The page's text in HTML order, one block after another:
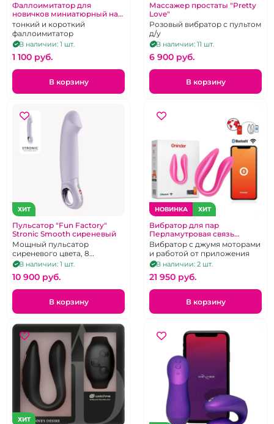
Фаллоимитатор для
новичков миниатюрный на
присоске розовый
тонкий и короткий
фаллоимитатор
В наличии: 1 шт.
1 100 pуб.
В корзину
Массажер простаты "Pretty
Love"
Розовый вибратор с пультом
д/у
В наличии: 11 шт.
6 900 pуб.
В корзину
ХИТ
Пульсатор "Fun Factory"
Stronic Smooth сиреневый
Мощный пульсатор
сиреневого цвета, 8
режимов работы, можно
использовать без рук
В наличии: 1 шт.
10 900 pуб.
В корзину
НОВИНКА ХИТ
Вибратор для пар
Перламутровая связь
"Oninder" скрепка розовая
Вибратор с джумя моторами
и работой от приложения
В наличии: 2 шт.
21 950 pуб.
В корзину
ХИТ